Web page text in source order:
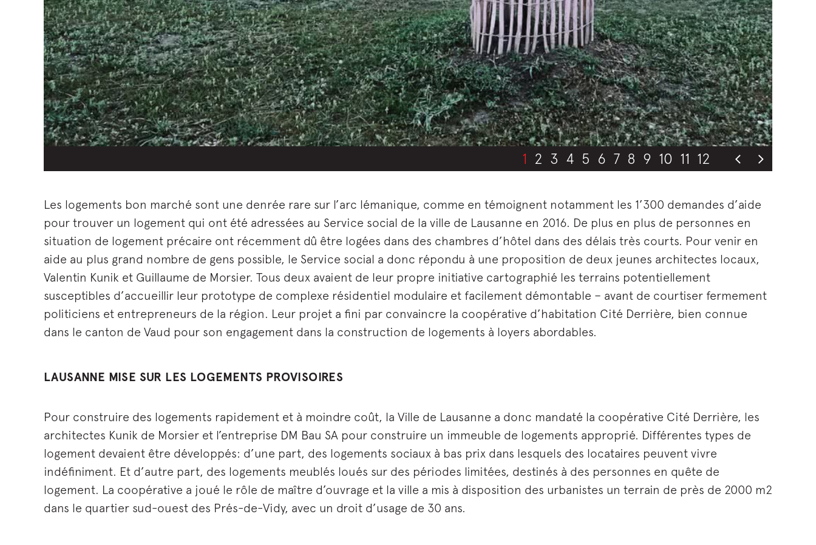
1 2 3 4 5 6 7 8 9 10 11 12
Les logements bon marché sont une denrée rare sur l’arc lémanique, comme en témoignent notamment les 1’300 demandes d’aide
pour trouver un logement qui ont été adressées au Service social de la ville de Lausanne en 2016. De plus en plus de personnes en
situation de logement précaire ont récemment dû être logées dans des chambres d’hôtel dans des délais très courts. Pour venir en
aide au plus grand nombre de gens possible, le Service social a donc répondu à une proposition de deux jeunes architectes locaux,
Valentin Kunik et Guillaume de Morsier. Tous deux avaient de leur propre initiative cartographié les terrains potentiellement
susceptibles d’accueillir leur prototype de complexe résidentiel modulaire et facilement démontable – avant de courtiser fermement
politiciens et entrepreneurs de la région. Leur projet a fini par convaincre la coopérative d’habitation Cité Derrière, bien connue
dans le canton de Vaud pour son engagement dans la construction de logements à loyers abordables.
LAUSANNE MISE SUR LES LOGEMENTS PROVISOIRES
Pour construire des logements rapidement et à moindre coût, la Ville de Lausanne a donc mandaté la coopérative Cité Derrière, les
architectes Kunik de Morsier et l’entreprise DM Bau SA pour construire un immeuble de logements approprié. Différentes types de
logement devaient être développés: d’une part, des logements sociaux à bas prix dans lesquels des locataires peuvent vivre
indéfiniment. Et d’autre part, des logements meublés loués sur des périodes limitées, destinés à des personnes en quête de
logement. La coopérative a joué le rôle de maître d’ouvrage et la ville a mis à disposition des urbanistes un terrain de près de 2000 m2
dans le quartier sud-ouest des Prés-de-Vidy, avec un droit d’usage de 30 ans.